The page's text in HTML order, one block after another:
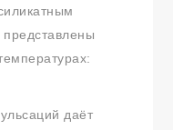
даёт